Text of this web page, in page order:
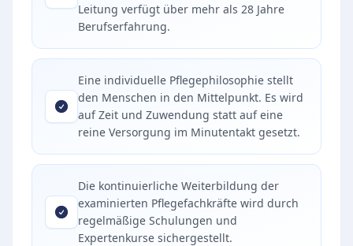
Leitung verfügt über mehr als 28 Jahre
Berufserfahrung.
Eine individuelle Pflegephilosophie stellt
den Menschen in den Mittelpunkt. Es wird
auf Zeit und Zuwendung statt auf eine
reine Versorgung im Minutentakt gesetzt.
Die kontinuierliche Weiterbildung der
examinierten Pflegefachkräfte wird durch
regelmäßige Schulungen und
Expertenkurse sichergestellt.